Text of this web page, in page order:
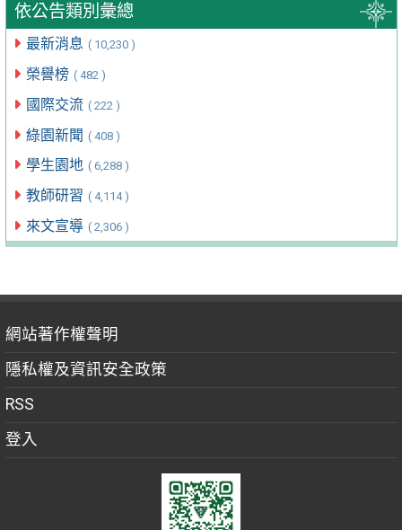
依公告類別彙總
最新消息 ( 10,230 )
榮譽榜 ( 482 )
國際交流 ( 222 )
綠園新聞 ( 408 )
學生園地 ( 6,288 )
教師研習 ( 4,114 )
來文宣導 ( 2,306 )
網站著作權聲明
隱私權及資訊安全政策
RSS
登入